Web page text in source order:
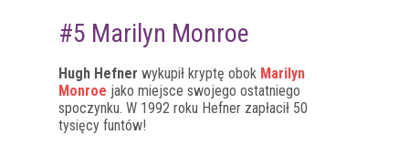
#5 Marilyn Monroe
Hugh Hefner wykupił kryptę obok Marilyn
Monroe jako miejsce swojego ostatniego
spoczynku. W 1992 roku Hefner zapłacił 50
tysięcy funtów!